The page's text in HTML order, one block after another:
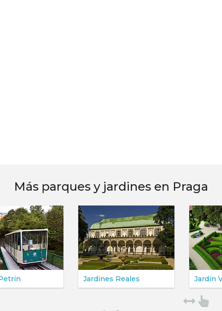
Más parques y jardines en Praga
Jardines Reales Jardín Vrtbovská